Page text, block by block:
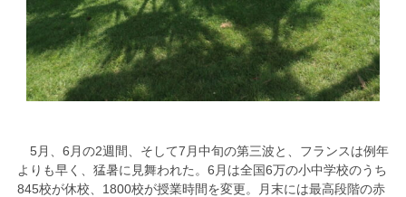
5月、6月の2週間、そして7月中旬の第三波と、フランスは例年
よりも早く、猛暑に見舞われた。6月は全国6万の小中学校のうち
845校が休校、1800校が授業時間を変更。月末には最高段階の赤